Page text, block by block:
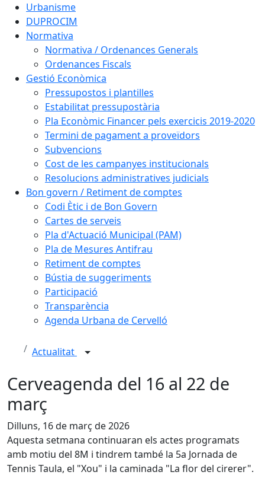
Urbanisme
DUPROCIM
Normativa
Normativa / Ordenances Generals
Ordenances Fiscals
Gestió Econòmica
Pressupostos i plantilles
Estabilitat pressupostària
Pla Econòmic Financer pels exercicis 2019-2020
Termini de pagament a proveïdors
Subvencions
Cost de les campanyes institucionals
Resolucions administratives judicials
Bon govern / Retiment de comptes
Codi Ètic i de Bon Govern
Cartes de serveis
Pla d'Actuació Municipal (PAM)
Pla de Mesures Antifrau
Retiment de comptes
Bústia de suggeriments
Participació
Transparència
Agenda Urbana de Cervelló
Actualitat
Cerveagenda del 16 al 22 de
març
Dilluns, 16 de març de 2026
Aquesta setmana continuaran els actes programats
amb motiu del 8M i tindrem també la 5a Jornada de
Tennis Taula, el "Xou" i la caminada "La flor del cirerer".